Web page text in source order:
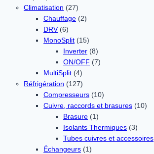
Climatisation (27)
Chauffage (2)
DRV(6)
MonoSplit (15)
Inverter (8)
ON/OFF (7)
MultiSplit (4)
Réfrigération (127)
Compresseurs (10)
Cuivre, raccords et brasures (10)
Brasure (1)
Isolants Thermiques (3)
Tubes cuivres et accessoires
Échangeurs (1)